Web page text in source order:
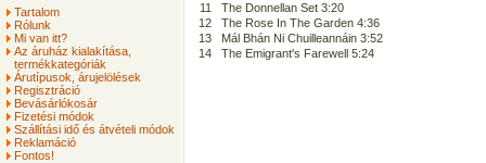
Tartalom
Rólunk
Mi van itt?
Az áruház kialakítása,
termékkategóriák
Árutípusok, árujelölések
Regisztráció
Bevásárlókosár
Fizetési módok
Szállítási idő és átvételi módok
Reklamáció
Fontos!
11
The Donnellan Set 3:20
12
The Rose In The Garden 4:36
13
Mál Bhán Ni Chuilleannáin 3:52
14
The Emigrant's Farewell 5:24